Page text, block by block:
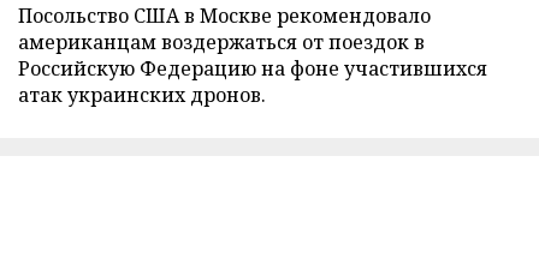
Посольство США в Москве рекомендовало
американцам воздержаться от поездок в
Российскую Федерацию на фоне участившихся
атак украинских дронов.